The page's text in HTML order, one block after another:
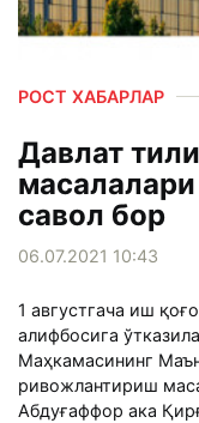
РОСТ ХАБАРЛАР
Давлат
савол бор
06.07.2021 10:43
1 августгача иш
алифбосига
Маҳкамасининг
ривожлантириш
Абдуғаффор ака